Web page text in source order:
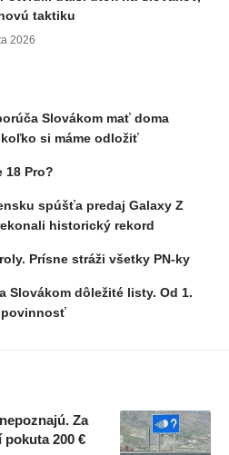
taktiku
2026
Slovákom mať doma
si máme odložiť
18 Pro?
spúšťa predaj Galaxy Z
historický rekord
Prísne stráži všetky PN-ky
Slovákom dôležité listy. Od 1.
povinnosť
Za
200 €